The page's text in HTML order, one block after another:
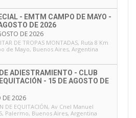
- EMTM CAMPO DE MAYO -
DE 2026
DE 2026
DE TROPAS MONTADAS, Ruta 8 Km
de Mayo, Buenos Aires, Argentina
ADIESTRAMIENTO - CLUB
- 15 DE AGOSTO DE
DE 2026
DE EQUITACIÓN, Av Cnel Manuel
Palermo, Buenos Aires, Argentina